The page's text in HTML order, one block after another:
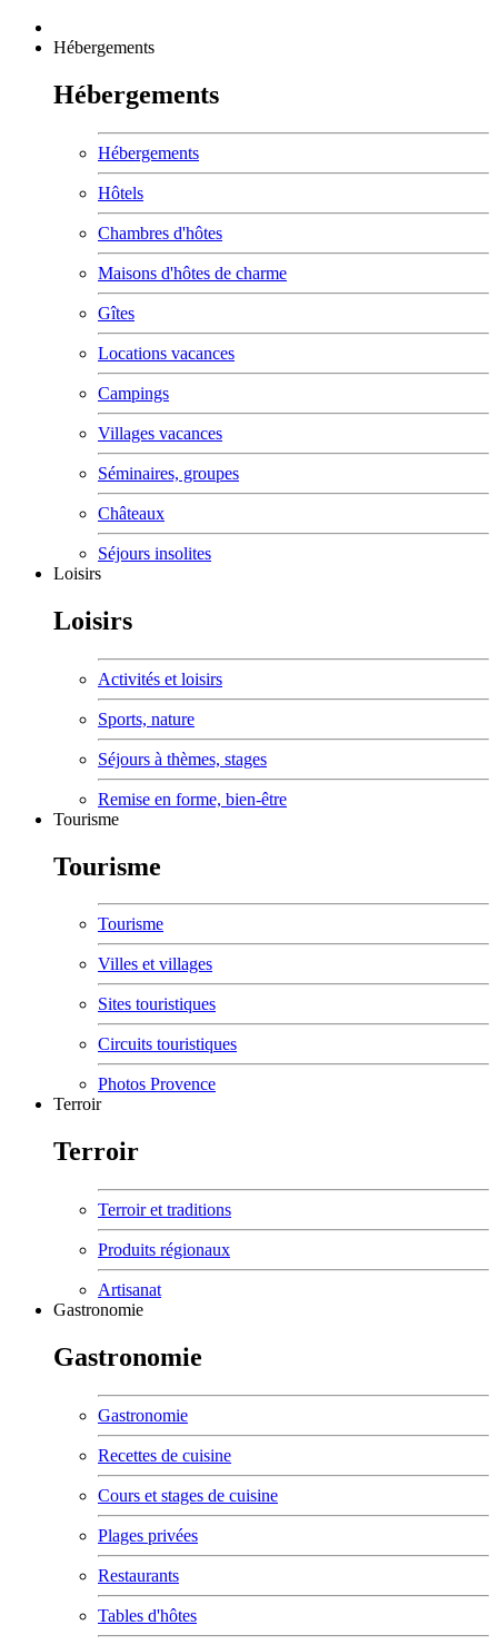
Hébergements
Hébergements
Hébergements
Hôtels
Chambres d'hôtes
Maisons d'hôtes de charme
Gîtes
Locations vacances
Campings
Villages vacances
Séminaires, groupes
Châteaux
Séjours insolites
Loisirs
Loisirs
Activités et loisirs
Sports, nature
Séjours à thèmes, stages
Remise en forme, bien-être
Tourisme
Tourisme
Tourisme
Villes et villages
Sites touristiques
Circuits touristiques
Photos Provence
Terroir
Terroir
Terroir et traditions
Produits régionaux
Artisanat
Gastronomie
Gastronomie
Gastronomie
Recettes de cuisine
Cours et stages de cuisine
Plages privées
Restaurants
Tables d'hôtes